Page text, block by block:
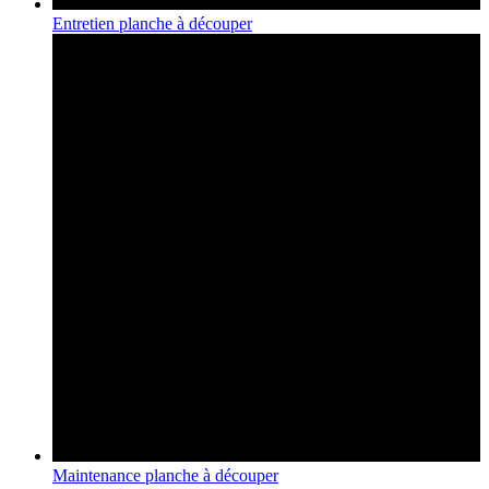
Entretien planche à découper
Maintenance planche à découper